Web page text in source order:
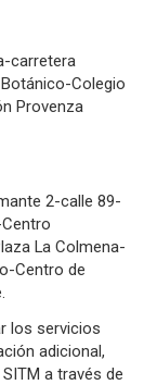
carretera
Colegio
Provenza
2-calle 89-
La Colmena-
Centro de
los servicios
adicional,
a través de